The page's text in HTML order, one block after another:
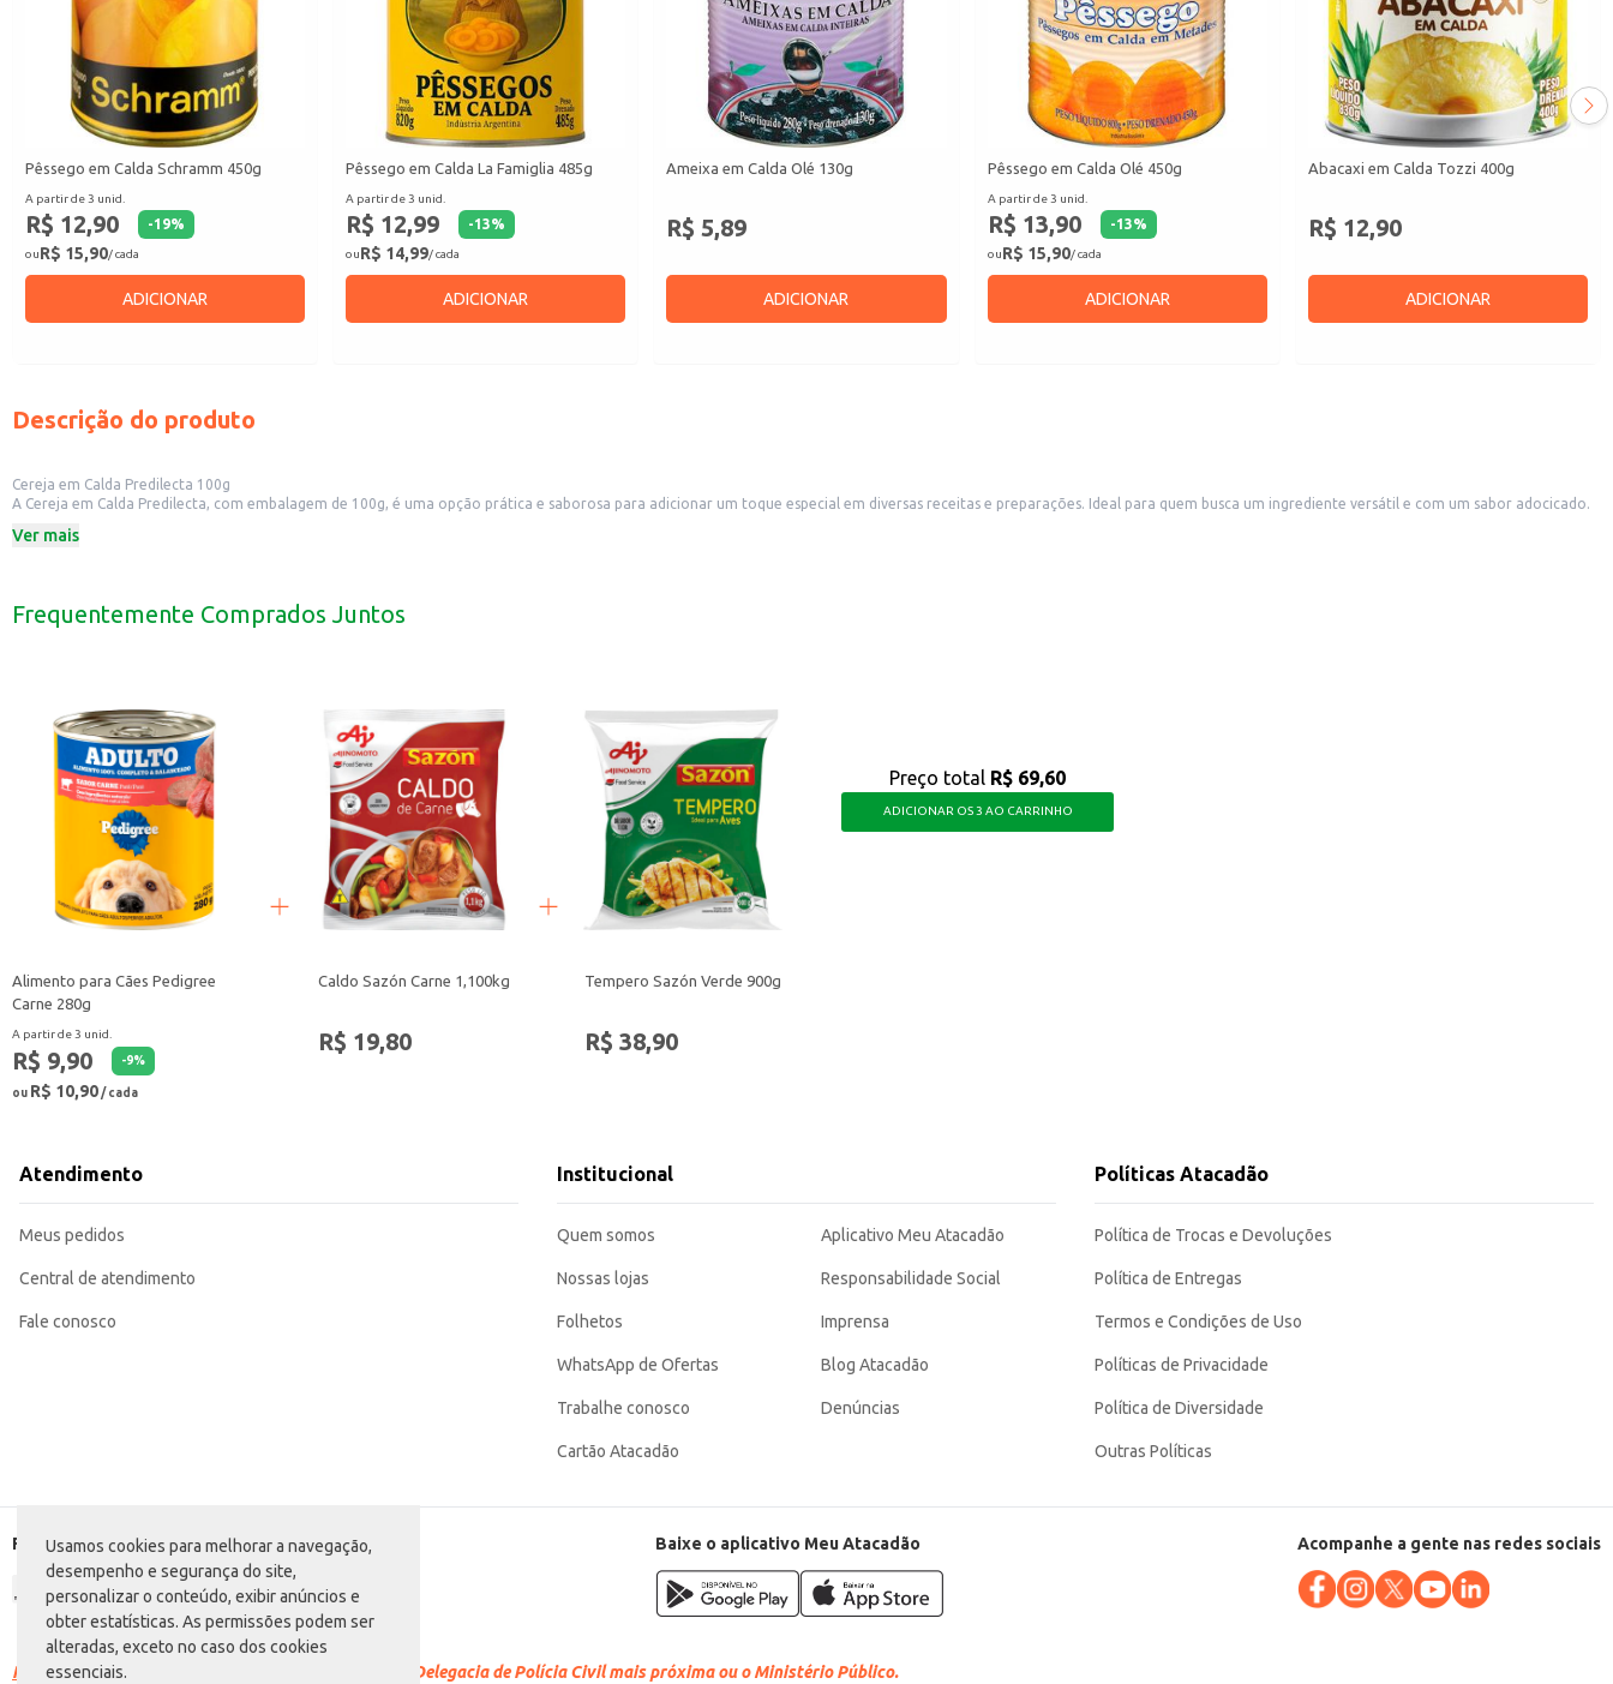
Usamos cookies para melhorar a navegação,
desempenho e segurança do site,
personalizar o conteúdo, exibir anúncios e
obter estatísticas. As permissões podem ser
alteradas, exceto no caso dos cookies
essenciais.
Pêssego em Calda Schramm 450g
A partir de 3 unid.
R$ 12,90 -19%
ouR$ 15,90/ cada
ADICIONAR
Pêssego em Calda La Famiglia 485g
A partir de 3 unid.
R$ 12,99 -13%
ouR$ 14,99/ cada
ADICIONAR
Ameixa em Calda Olé 130g
R$ 5,89
ADICIONAR
Pêssego em Calda Olé 450g
A partir de 3 unid.
R$ 13,90 -13%
ouR$ 15,90/ cada
ADICIONAR
Abacaxi em Calda Tozzi 400g
R$ 12,90
ADICIONAR
Descrição do produto
Cereja em Calda Predilecta 100g
A Cereja em Calda Predilecta, com embalagem de 100g, é uma opção prática e saborosa para adicionar um toque especial em diversas receitas e preparações. Ideal para quem busca um ingrediente versátil e com um sabor adocicado.
Decore bolos, tortas e sobremesas.
A Cereja em Calda Predilecta é uma escolha que agrega sabor e beleza às suas criações, seja para uso doméstico ou para incrementar o cardápio de seu estabelecimento.
Ver mais
Frequentemente Comprados Juntos
Alimento para Cães Pedigree
Carne 280g
A partir de 3 unid.
R$ 9,90 -9%
ou R$ 10,90/ cada
Caldo Sazón Carne 1,100kg
R$ 19,80
Tempero Sazón Verde 900g
R$ 38,90
Preço total R$ 69,60
ADICIONAR OS 3 AO CARRINHO
Atendimento
Meus pedidos
Central de atendimento
Fale conosco
Institucional
Quem somos
Nossas lojas
Folhetos
WhatsApp de Ofertas
Trabalhe conosco
Cartão Atacadão
Aplicativo Meu Atacadão
Responsabilidade Social
Imprensa
Blog Atacadão
Denúncias
Políticas Atacadão
Política de Trocas e Devoluções
Política de Entregas
Termos e Condições de Uso
Políticas de Privacidade
Política de Diversidade
Outras Políticas
Formas de pagamento Baixe o aplicativo Meu Atacadão Acompanhe a gente nas redes sociais
Racismo é crime. Denuncie. Disque 100 ou procure a Delegacia de Polícia Civil mais próxima ou o Ministério Público.